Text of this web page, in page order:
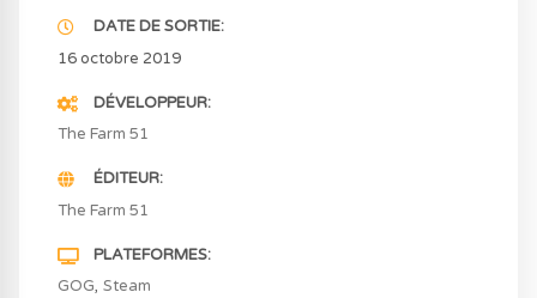
DATE DE SORTIE
16 octobre 2019
DÉVELOPPEUR
The Farm 51
ÉDITEUR
The Farm 51
PLATEFORMES
GOG Steam